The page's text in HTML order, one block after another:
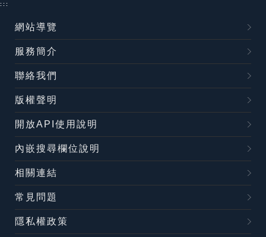
:::
網站導覽
服務簡介
聯絡我們
版權聲明
開放API使用說明
內嵌搜尋欄位說明
相關連結
常見問題
隱私權政策